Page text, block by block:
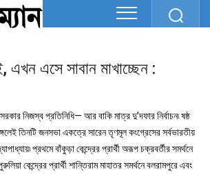
এখন এসে সাবান মাখাচ্ছেন :
নিজস্ব প্রতিনিধি— আর বাকি মাত্র দু’দফার নির্বাচন৷ ষষ্ঠ
তিনটি জনসভা একত্রে সারেন তৃণমূল কংগ্রেসের সর্বভারতীয়
প্রথমে বাঁকুড়া কেন্দ্রের প্রার্থী অরূপ চক্রবর্তীর সমর্থনে
কেন্দ্রের প্রার্থী শান্তিরাম মাহাতর সমর্থনে বলরামপুরে এবং